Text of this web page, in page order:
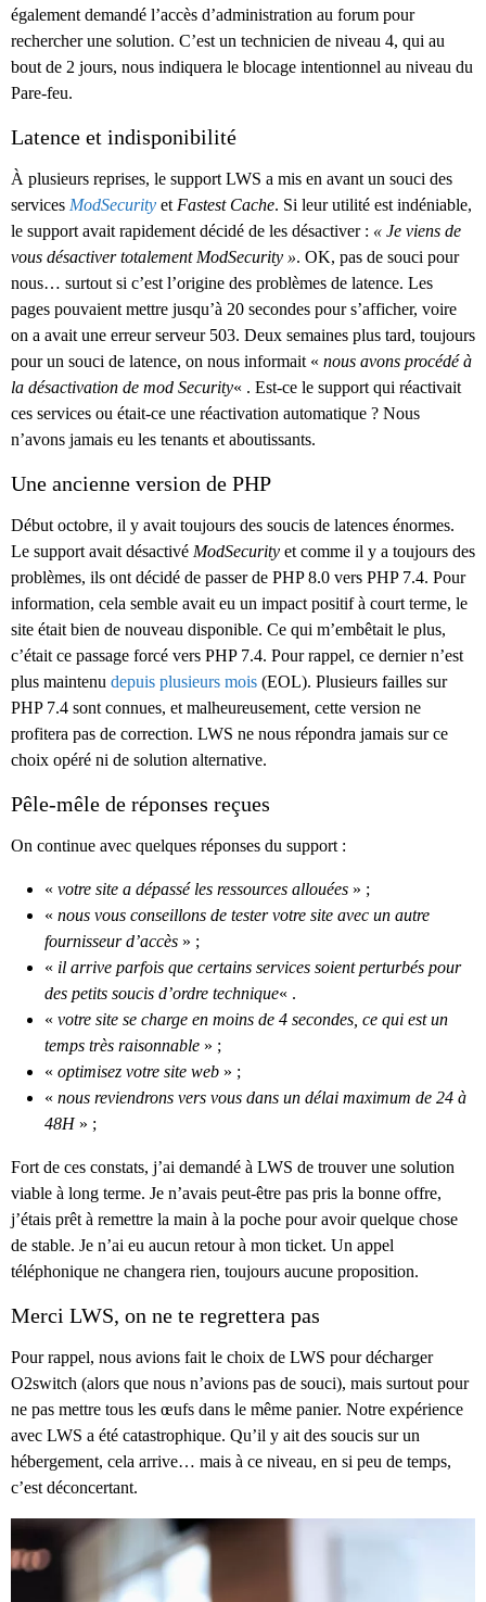
également demandé l’accès d’administration au forum pour
rechercher une solution. C’est un technicien de niveau 4, qui au
bout de 2 jours, nous indiquera le blocage intentionnel au niveau du
Pare-feu.
Latence et indisponibilité
À plusieurs reprises, le support LWS a mis en avant un souci des
services ModSecurity et Fastest Cache. Si leur utilité est indéniable,
le support avait rapidement décidé de les désactiver : « Je viens de
vous désactiver totalement ModSecurity ». OK, pas de souci pour
nous… surtout si c’est l’origine des problèmes de latence. Les
pages pouvaient mettre jusqu’à 20 secondes pour s’afficher, voire
on a avait une erreur serveur 503. Deux semaines plus tard, toujours
pour un souci de latence, on nous informait « nous avons procédé à
la désactivation de mod Security« . Est-ce le support qui réactivait
ces services ou était-ce une réactivation automatique ? Nous
n’avons jamais eu les tenants et aboutissants.
Une ancienne version de PHP
Début octobre, il y avait toujours des soucis de latences énormes.
Le support avait désactivé ModSecurity et comme il y a toujours des
problèmes, ils ont décidé de passer de PHP 8.0 vers PHP 7.4. Pour
information, cela semble avait eu un impact positif à court terme, le
site était bien de nouveau disponible. Ce qui m’embêtait le plus,
c’était ce passage forcé vers PHP 7.4. Pour rappel, ce dernier n’est
plus maintenu depuis plusieurs mois (EOL). Plusieurs failles sur
PHP 7.4 sont connues, et malheureusement, cette version ne
profitera pas de correction. LWS ne nous répondra jamais sur ce
choix opéré ni de solution alternative.
Pêle-mêle de réponses reçues
On continue avec quelques réponses du support :
« votre site a dépassé les ressources allouées » ;
« nous vous conseillons de tester votre site avec un autre
fournisseur d’accès » ;
« il arrive parfois que certains services soient perturbés pour
des petits soucis d’ordre technique« .
« votre site se charge en moins de 4 secondes, ce qui est un
temps très raisonnable » ;
« optimisez votre site web » ;
« nous reviendrons vers vous dans un délai maximum de 24 à
48H» ;
Fort de ces constats, j’ai demandé à LWS de trouver une solution
viable à long terme. Je n’avais peut-être pas pris la bonne offre,
j’étais prêt à remettre la main à la poche pour avoir quelque chose
de stable. Je n’ai eu aucun retour à mon ticket. Un appel
téléphonique ne changera rien, toujours aucune proposition.
Merci LWS, on ne te regrettera pas
Pour rappel, nous avions fait le choix de LWS pour décharger
O2switch (alors que nous n’avions pas de souci), mais surtout pour
ne pas mettre tous les œufs dans le même panier. Notre expérience
avec LWS a été catastrophique. Qu’il y ait des soucis sur un
hébergement, cela arrive… mais à ce niveau, en si peu de temps,
c’est déconcertant.